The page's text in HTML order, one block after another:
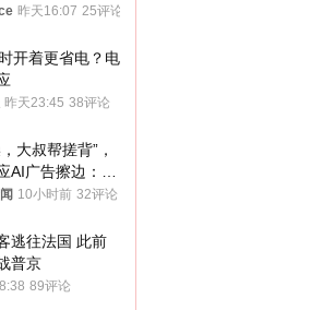
法打击目标
昨天16:07 25评论
开着更省电？电
昨天23:45 38评论
大叔帮搓背”，
AI广告擦边：视
已强化内容管理
10小时前 32评论
逃往法国 此前
普京
89评论